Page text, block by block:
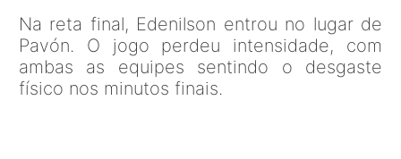
Na reta final, Edenilson entrou no lugar de
Pavón. O jogo perdeu intensidade, com
ambas as equipes sentindo o desgaste
físico nos minutos finais.